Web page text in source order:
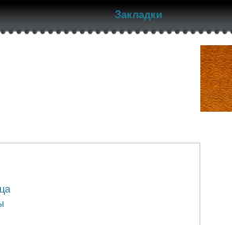
Закладки